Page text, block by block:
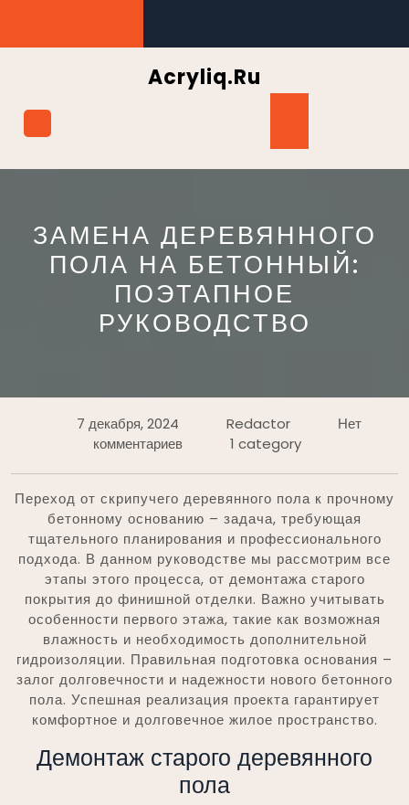
содержимому
Acryliq.ru
ЗАМЕНА ДЕРЕВЯННОГО
ПОЛА НА БЕТОННЫЙ:
ПОЭТАПНОЕ
РУКОВОДСТВО
7 декабря, 2024 Redactor
Нет
комментариев
1 category
Переход от скрипучего деревянного пола к прочному
бетонному основанию – задача, требующая
тщательного планирования и профессионального
подхода. В данном руководстве мы рассмотрим все
этапы этого процесса, от демонтажа старого
покрытия до финишной отделки. Важно учитывать
особенности первого этажа, такие как возможная
влажность и необходимость дополнительной
гидроизоляции. Правильная подготовка основания –
залог долговечности и надежности нового бетонного
пола. Успешная реализация проекта гарантирует
комфортное и долговечное жилое пространство.
Демонтаж старого деревянного
пола